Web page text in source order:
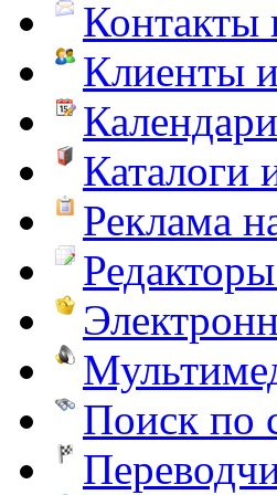
Контакты
Клиенты
Каталоги
Реклама
Поиск по